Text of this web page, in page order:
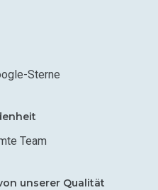
Sterne
Team
unserer Qualität